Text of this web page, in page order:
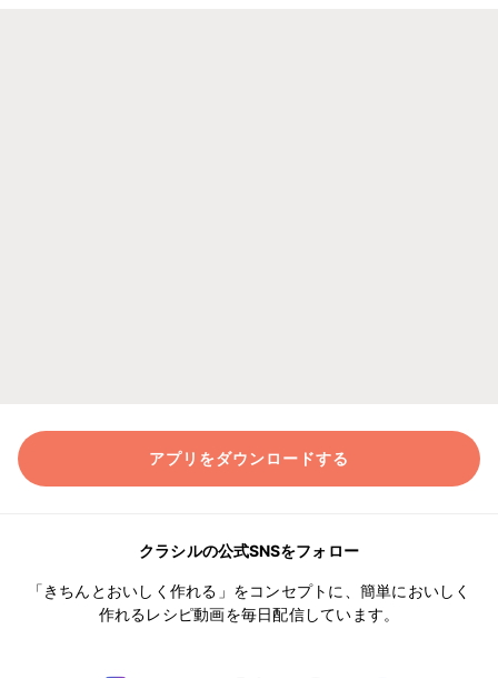
アプリをダウンロードする
クラシルの公式SNSをフォロー
「きちんとおいしく作れる」をコンセプトに、簡単においしく
作れるレシピ動画を毎日配信しています。